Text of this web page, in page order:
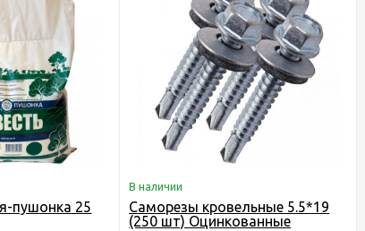
пушонка 25
В наличии
Саморезы кровельные 5.5*19
(250 шт) Оцинкованные